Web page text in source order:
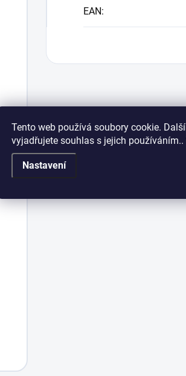
Tento web používá soubory cookie.
vyjadřujete souhlas s jejich
Nastavení
EAN: